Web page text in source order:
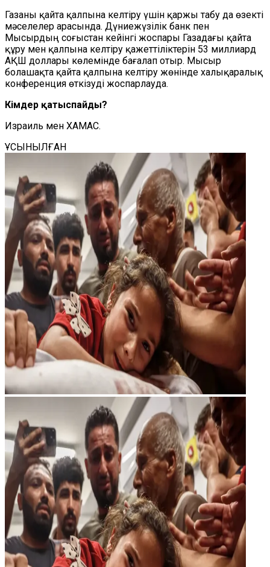
Газаны қайта қалпына келтіру үшін қаржы табу да өзекті
мәселелер арасында. Дүниежүзілік банк пен
Мысырдың соғыстан кейінгі жоспары Газадағы қайта
құру мен қалпына келтіру қажеттіліктерін 53 миллиард
АҚШ доллары көлемінде бағалап отыр. Мысыр
болашақта қайта қалпына келтіру жөнінде халықаралық
конференция өткізуді жоспарлауда.
Кімдер қатыспайды?
Израиль мен ХАМАС.
ҰСЫНЫЛҒАН